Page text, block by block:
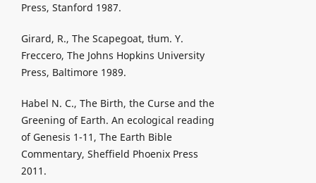
Press, Stanford 1987.
Girard, R., The Scapegoat, tłum. Y.
Freccero, The Johns Hopkins University
Press, Baltimore 1989.
Habel N. C., The Birth, the Curse and the
Greening of Earth. An ecological reading
of Genesis 1-11, The Earth Bible
Commentary, Sheffield Phoenix Press
2011.